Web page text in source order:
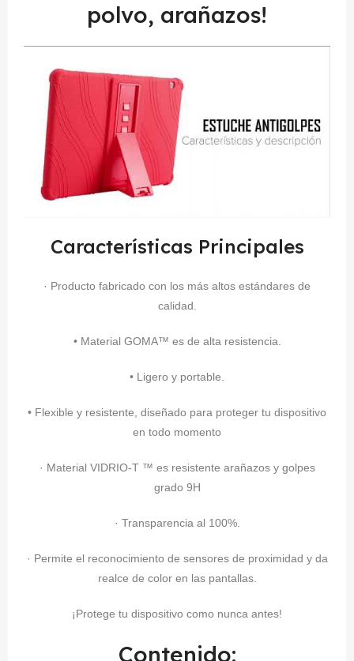
polvo, arañazos!
Características Principales
· Producto fabricado con los más altos estándares de
calidad.
• Material GOMA™ es de alta resistencia.
• Ligero y portable.
• Flexible y resistente, diseñado para proteger tu dispositivo
en todo momento
· Material VIDRIO-T ™ es resistente arañazos y golpes
grado 9H
· Transparencia al 100%.
· Permite el reconocimiento de sensores de proximidad y da
realce de color en las pantallas.
¡Protege tu dispositivo como nunca antes!
Contenido: